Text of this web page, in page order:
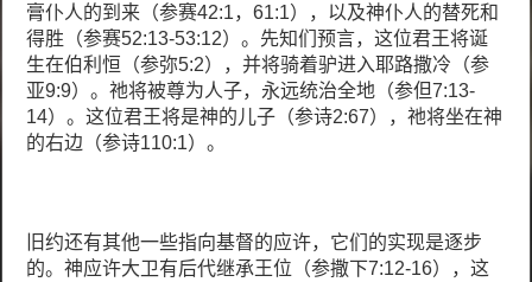
膏仆人的到来（参赛42:1，61:1），以及神仆人的替死和
得胜（参赛52:13-53:12）。先知们预言，这位君王将诞
生在伯利恒（参弥5:2），并将骑着驴进入耶路撒冷（参
亚9:9）。祂将被尊为人子，永远统治全地（参但7:13-
14）。这位君王将是神的儿子（参诗2:67），祂将坐在神
的右边（参诗110:1）。
旧约还有其他一些指向基督的应许，它们的实现是逐步
的。神应许大卫有后代继承王位（参撒下7:12-16），这